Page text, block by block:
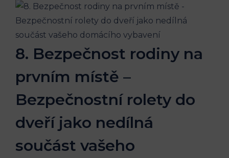
8. Bezpečnost rodiny na
prvním místě –
Bezpečnostní rolety do
dveří jako nedílná
součást vašeho